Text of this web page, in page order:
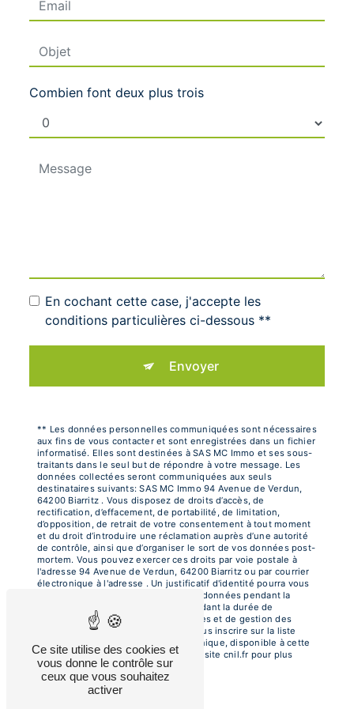
Combien font deux plus trois
En cochant cette case, j'accepte les
conditions particulières ci-dessous **
Envoyer
** Les données personnelles communiquées sont nécessaires
aux fins de vous contacter et sont enregistrées dans un fichier
informatisé. Elles sont destinées à SAS MC Immo et ses sous-
traitants dans le seul but de répondre à votre message. Les
données collectées seront communiquées aux seuls
destinataires suivants: SAS MC Immo 94 Avenue de Verdun,
64200 Biarritz . Vous disposez de droits d’accès, de
rectification, d’effacement, de portabilité, de limitation,
d’opposition, de retrait de votre consentement à tout moment
et du droit d’introduire une réclamation auprès d’une autorité
de contrôle, ainsi que d’organiser le sort de vos données post-
mortem. Vous pouvez exercer ces droits par voie postale à
l'adresse 94 Avenue de Verdun, 64200 Biarritz ou par courrier
électronique à l'adresse . Un justificatif d'identité pourra vous
être demandé. Nous conservons vos données pendant la
période de prise de contact puis pendant la durée de
prescription légale aux fins probatoires et de gestion des
contentieux. Vous avez le droit de vous inscrire sur la liste
d'opposition au démarchage téléphonique, disponible à cette
adresse: Bloctel.gouv.fr. Consultez le site cnil.fr pour plus
d’informations sur vos droits.
Ce site utilise des cookies et
vous donne le contrôle sur
ceux que vous souhaitez
activer